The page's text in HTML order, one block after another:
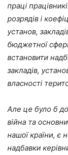
праці
розрядів і
установ,
бюджетної
встановити
закладів,
власності
Але це було б
війна та
нашої країни, є
надбавки